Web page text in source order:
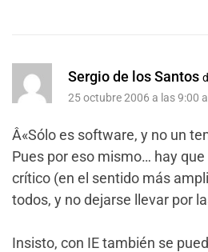
Sergio de los Santos
25 octubre 2006 a las 9:00
Â«Sólo es software, y no un
Pues por eso mismo… hay
crítico (en el sentido más
todos, y no dejarse llevar por
Insisto, con IE también se